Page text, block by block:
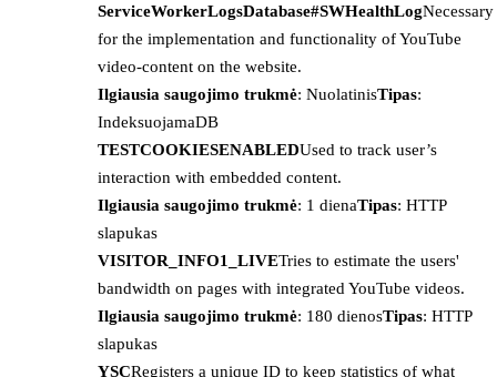
ServiceWorkerLogsDatabase#SWHealthLogNecessary
for the implementation and functionality of YouTube
video-content on the website.
Ilgiausia saugojimo trukmė: NuolatinisTipas:
IndeksuojamaDB
TESTCOOKIESENABLEDUsed to track user’s
interaction with embedded content.
Ilgiausia saugojimo trukmė: 1 dienaTipas: HTTP
slapukas
VISITOR_INFO1_LIVETries to estimate the users'
bandwidth on pages with integrated YouTube videos.
Ilgiausia saugojimo trukmė: 180 dienosTipas: HTTP
slapukas
YSCRegisters a unique ID to keep statistics of what